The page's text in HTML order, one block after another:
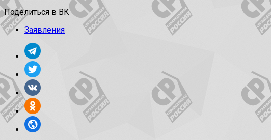
Поделиться в ВК
Заявления